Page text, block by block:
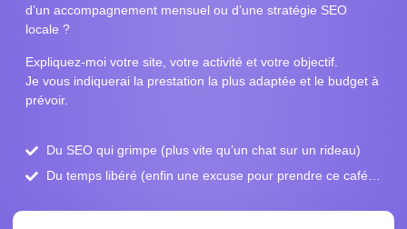
d’un accompagnement mensuel ou d’une stratégie SEO
locale ?
Expliquez-moi votre site, votre activité et votre objectif.
Je vous indiquerai la prestation la plus adaptée et le budget à
prévoir.
Du SEO qui grimpe (plus vite qu’un chat sur un rideau)
Du temps libéré (enfin une excuse pour prendre ce café…